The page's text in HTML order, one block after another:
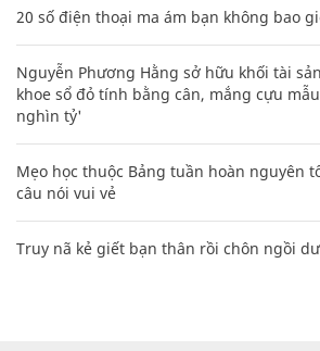
20 số điện thoại ma ám bạn không bao
Nguyễn Phương Hằng sở hữu khối tài
khoe sổ đỏ tính bằng cân, mắng cựu
nghìn tỷ'
Mẹo học thuộc Bảng tuần hoàn nguyên
câu nói vui vẻ
Truy nã kẻ giết bạn thân rồi chôn ngồi